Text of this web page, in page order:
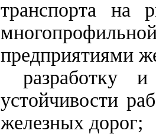
транспорта на
предприятиями
разработку
устойчивости
железных дорог;